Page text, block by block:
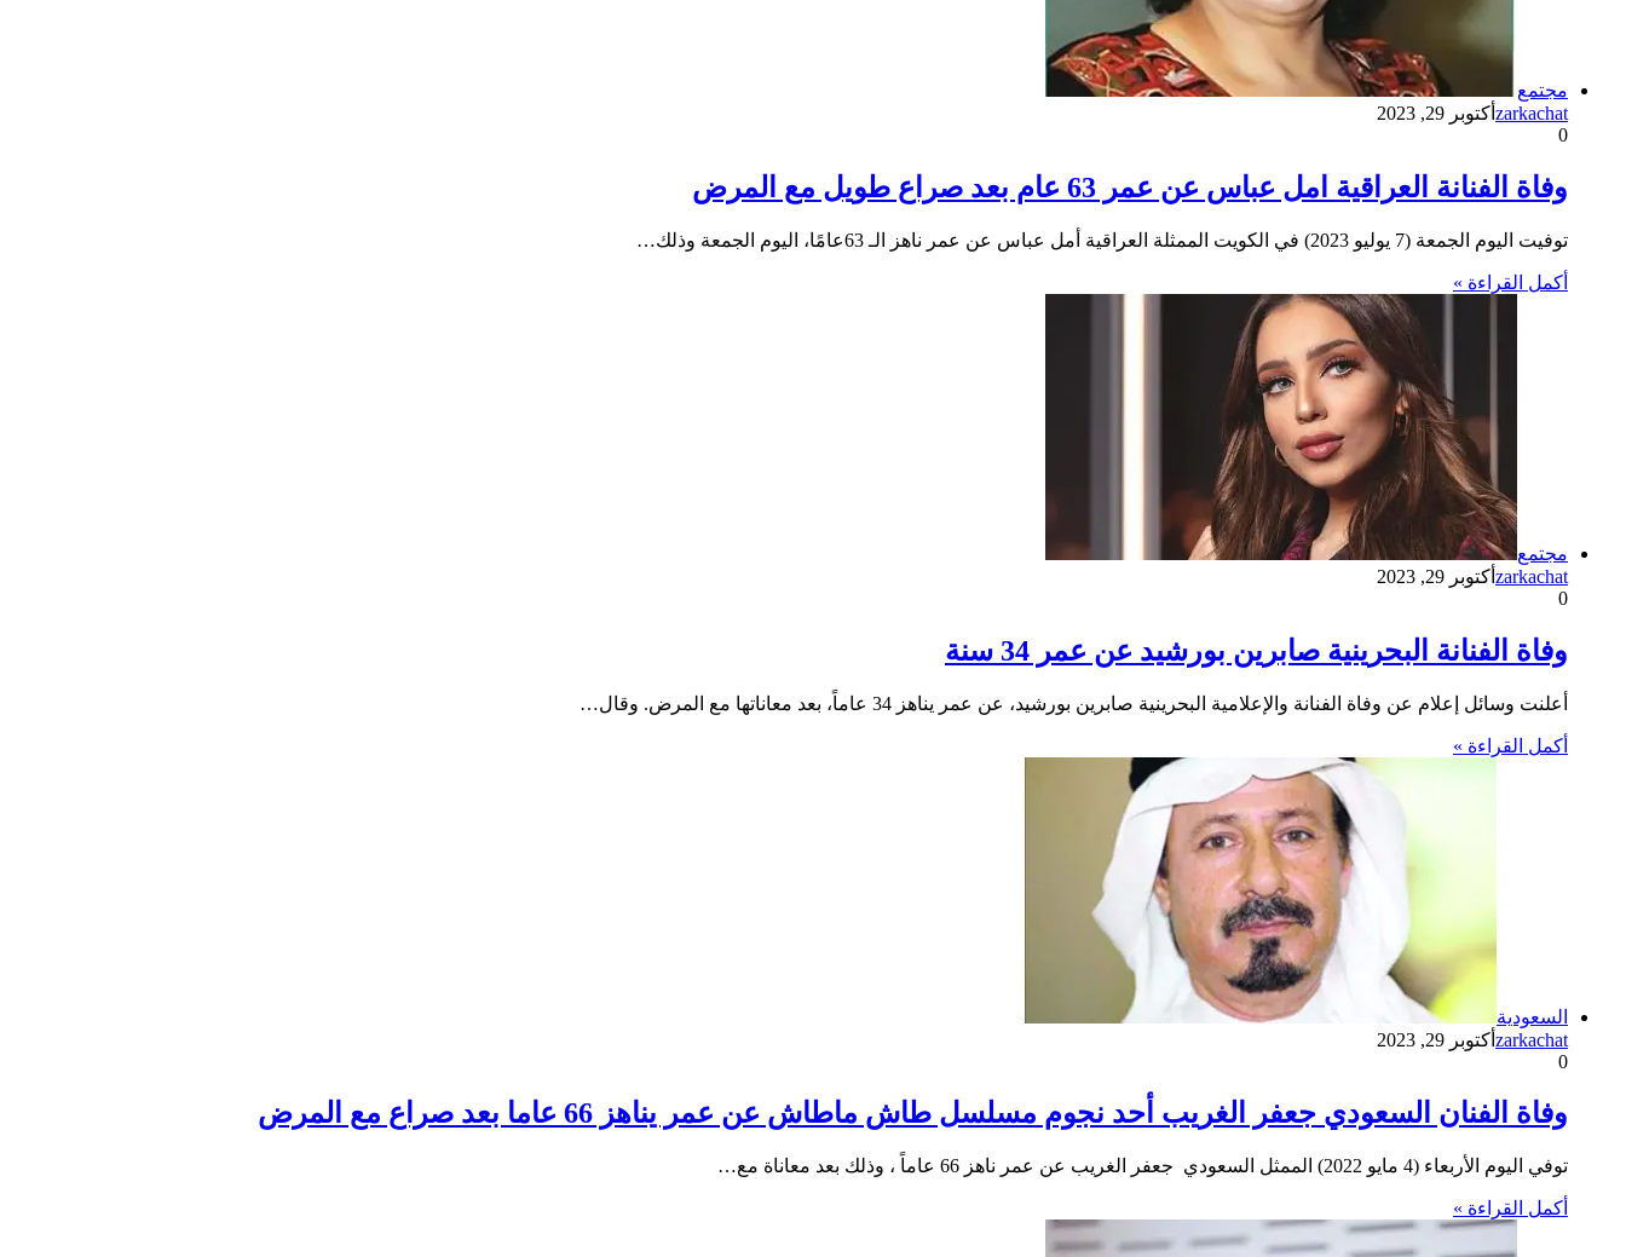
مجتمع
zarkachat أكتوبر 29, 2023
0
وفاة الفنانة العراقية امل عباس عن عمر 63 عام بعد صراع طويل مع المرض
توفيت اليوم الجمعة (7 يوليو 2023) في الكويت الممثلة العراقية أمل عباس عن عمر ناهز الـ 63عامًا، اليوم الجمعة وذلك…
أكمل القراءة »
مجتمع
zarkachat أكتوبر 29, 2023
0
وفاة الفنانة البحرينية صابرين بورشيد عن عمر 34 سنة
أعلنت وسائل إعلام عن وفاة الفنانة والإعلامية البحرينية صابرين بورشيد، عن عمر يناهز 34 عاماً، بعد معاناتها مع المرض. وقال…
أكمل القراءة »
السعودية
zarkachat أكتوبر 29, 2023
0
وفاة الفنان السعودي ‎جعفر الغريب أحد نجوم مسلسل طاش ماطاش عن عمر يناهز 66 عاما بعد صراع مع المرض
توفي اليوم الأربعاء (4 مايو 2022) الممثل السعودي جعفر الغريب عن عمر ناهز 66 عاماً ، وذلك بعد معاناة مع…
أكمل القراءة »